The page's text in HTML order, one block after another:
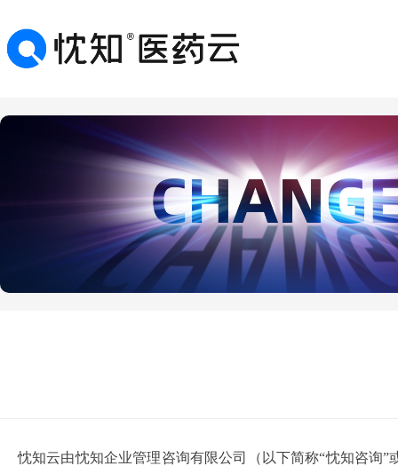
忱知云由忱知企业管理咨询有限公司（以下简称“忱知咨询